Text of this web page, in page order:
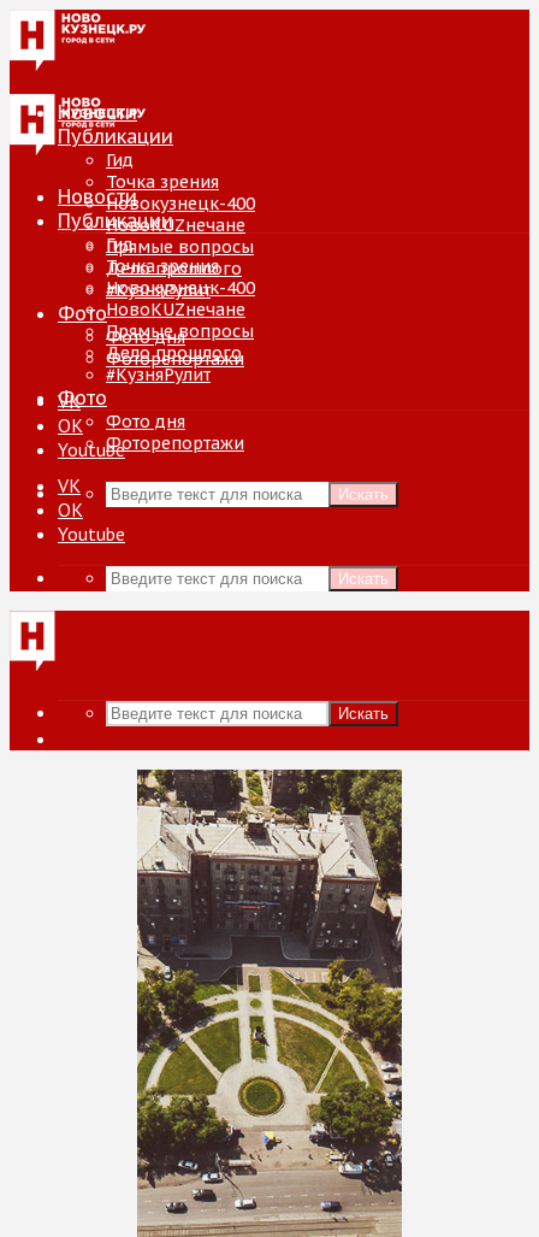
Новости
Публикации
Гид
Точка зрения
Новокузнецк-400
НовоKUZнечане
Прямые вопросы
Дело прошлого
#КузняРулит
Фото
Фото дня
Фоторепортажи
VK
ОК
Youtube
Искать
Новости
Публикации
Гид
Точка зрения
Новокузнецк-400
НовоKUZнечане
Прямые вопросы
Дело прошлого
#КузняРулит
Фото
Фото дня
Фоторепортажи
VK
ОК
Youtube
Искать
Искать